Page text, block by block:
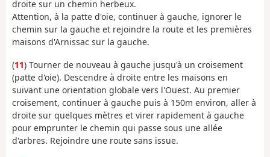
droite sur un chemin herbeux.
Attention, à la patte d'oie, continuer à gauche, ignorer le
chemin sur la gauche et rejoindre la route et les premières
maisons d'Arnissac sur la gauche.
(11) Tourner de nouveau à gauche jusqu'à un croisement
(patte d'oie). Descendre à droite entre les maisons en
suivant une orientation globale vers l'Ouest. Au premier
croisement, continuer à gauche puis à 150m environ, aller à
droite sur quelques mètres et virer rapidement à gauche
pour emprunter le chemin qui passe sous une allée
d'arbres. Rejoindre une route sans issue.